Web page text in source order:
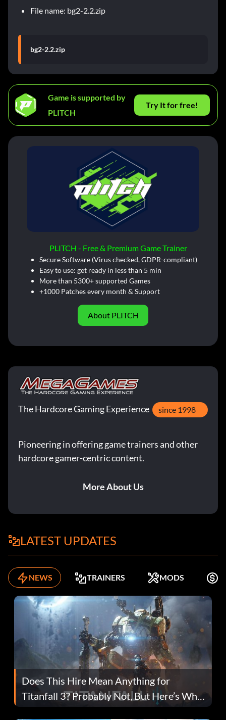
File name: bg2-2.2.zip
bg2-2.2.zip
Game is supported by
PLITCH
Try It for free!
PLITCH - Free & Premium Game Trainer
Secure Software (Virus checked, GDPR-compliant)
Easy to use: get ready in less than 5 min
More than 5300+ supported Games
+1000 Patches every month & Support
About PLITCH
The Hardcore Gaming Experience since 1998
Pioneering in offering game trainers and other
hardcore gamer-centric content.
More About Us
LATEST UPDATES
NEWS TRAINERS MODS
Does This Hire Mean Anything for
Titanfall 3? Probably Not, But Here’s Why
Fans Are Hopeful